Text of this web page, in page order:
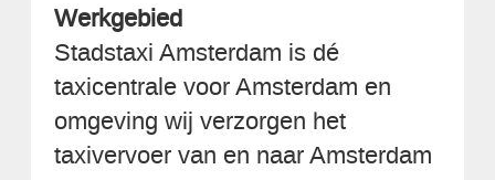
Werkgebied
Stadstaxi Amsterdam is dé
taxicentrale voor Amsterdam en
omgeving wij verzorgen het
taxivervoer van en naar Amsterdam